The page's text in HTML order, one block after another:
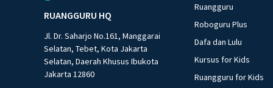
RUANGGURU HQ
Jl. Dr. Saharjo No.161, Manggarai
Selatan, Tebet, Kota Jakarta
Selatan, Daerah Khusus Ibukota
Jakarta 12860
Ruangguru
Roboguru Plus
Dafa dan Lulu
Kursus for Kids
Ruangguru for Kids